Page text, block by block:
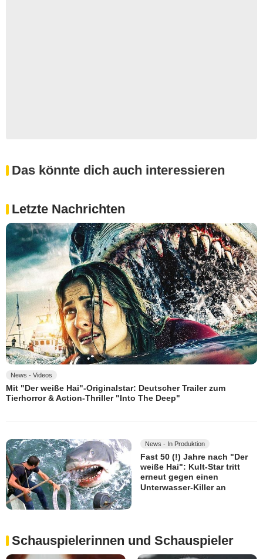
Das könnte dich auch interessieren
Letzte Nachrichten
News - Videos
Mit "Der weiße Hai"-Originalstar: Deutscher Trailer zum
Tierhorror & Action-Thriller "Into The Deep"
News - In Produktion
Fast 50 (!) Jahre nach "Der
weiße Hai": Kult-Star tritt
erneut gegen einen
Unterwasser-Killer an
Schauspielerinnen und Schauspieler